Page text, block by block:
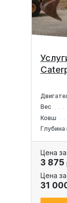
Вес
Ковш
Глубина
Цена
3 875
Цена
31